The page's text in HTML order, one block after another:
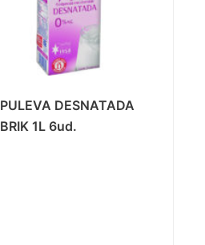
PULEVA DESNATADA
BRIK 1L 6ud.